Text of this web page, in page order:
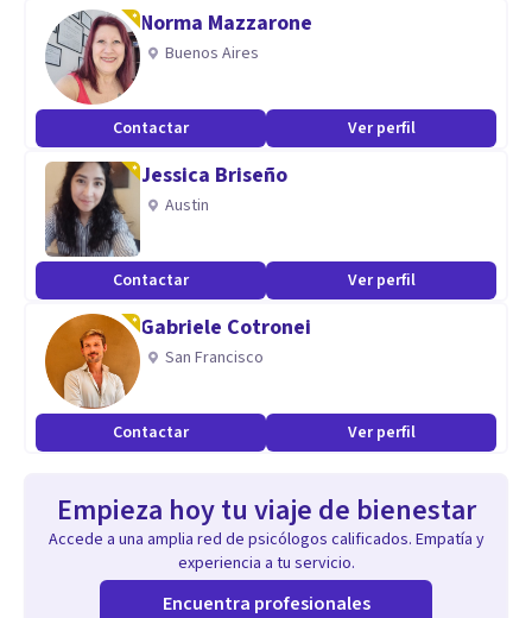
Norma Mazzarone
Buenos Aires
Contactar Ver perfil
Jessica Briseño
Austin
Contactar Ver perfil
Gabriele Cotronei
San Francisco
Contactar Ver perfil
Empieza hoy tu viaje de bienestar
Accede a una amplia red de psicólogos calificados. Empatía y
experiencia a tu servicio.
Encuentra profesionales